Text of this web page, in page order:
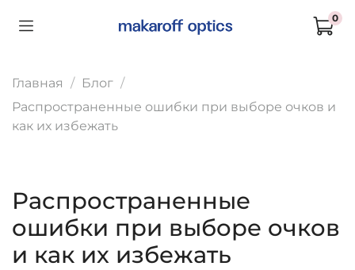
0
Главная
Блог
Распространенные ошибки при выборе очков и
как их избежать
Распространенные
ошибки при выборе очков
и как их избежать